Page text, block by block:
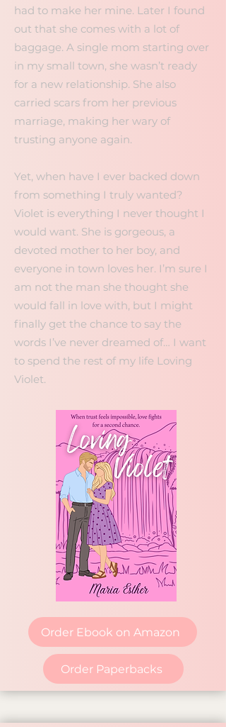
had to make her mine. Later I found
out that she comes with a lot of
baggage. A single mom starting over
in my small town, she wasn’t ready
for a new relationship. She also
carried scars from her previous
marriage, making her wary of
trusting anyone again.
Yet, when have I ever backed down
from something I truly wanted?
Violet is everything I never thought I
would want. She is gorgeous, a
devoted mother to her boy, and
everyone in town loves her. I’m sure I
am not the man she thought she
would fall in love with, but I might
finally get the chance to say the
words I’ve never dreamed of… I want
to spend the rest of my life Loving
Violet.
Order Ebook on Amazon
Order Paperbacks